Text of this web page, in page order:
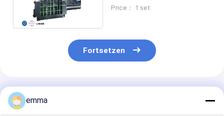
Press aufbereitet
Price： 1 set
Fortsetzen
Empfohlene Produkte
emma